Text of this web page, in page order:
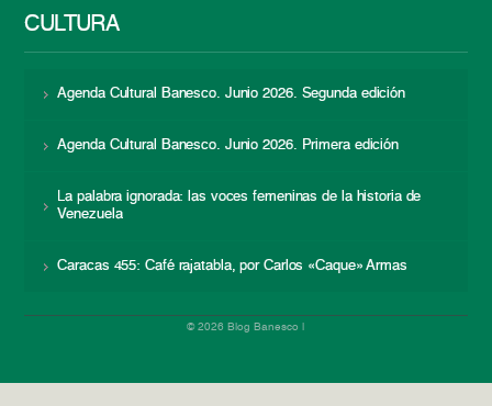
CULTURA
Agenda Cultural Banesco. Junio 2026. Segunda edición
Agenda Cultural Banesco. Junio 2026. Primera edición
La palabra ignorada: las voces femeninas de la historia de
Venezuela
Caracas 455: Café rajatabla, por Carlos «Caque» Armas
© 2026 Blog Banesco |